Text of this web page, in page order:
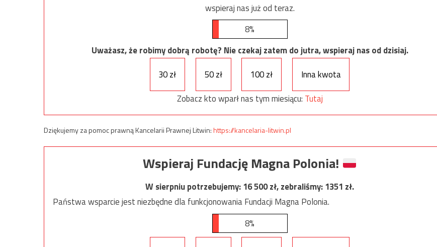
wspieraj nas już od teraz.
8%
Uważasz, że robimy dobrą robotę? Nie czekaj zatem do jutra, wspieraj nas od dzisiaj.
30 zł
50 zł 100 zł
Inna kwota
Zobacz kto wparł nas tym miesiącu: Tutaj
Dziękujemy za pomoc prawną Kancelarii Prawnej Litwin:https://kancelaria-litwin.pl
Wspieraj Fundację Magna Polonia!
W sierpniu potrzebujemy:16 500zł, zebraliśmy:1351 zł.
Państwa wsparcie jest niezbędne dla funkcjonowania Fundacji Magna Polonia.
8%